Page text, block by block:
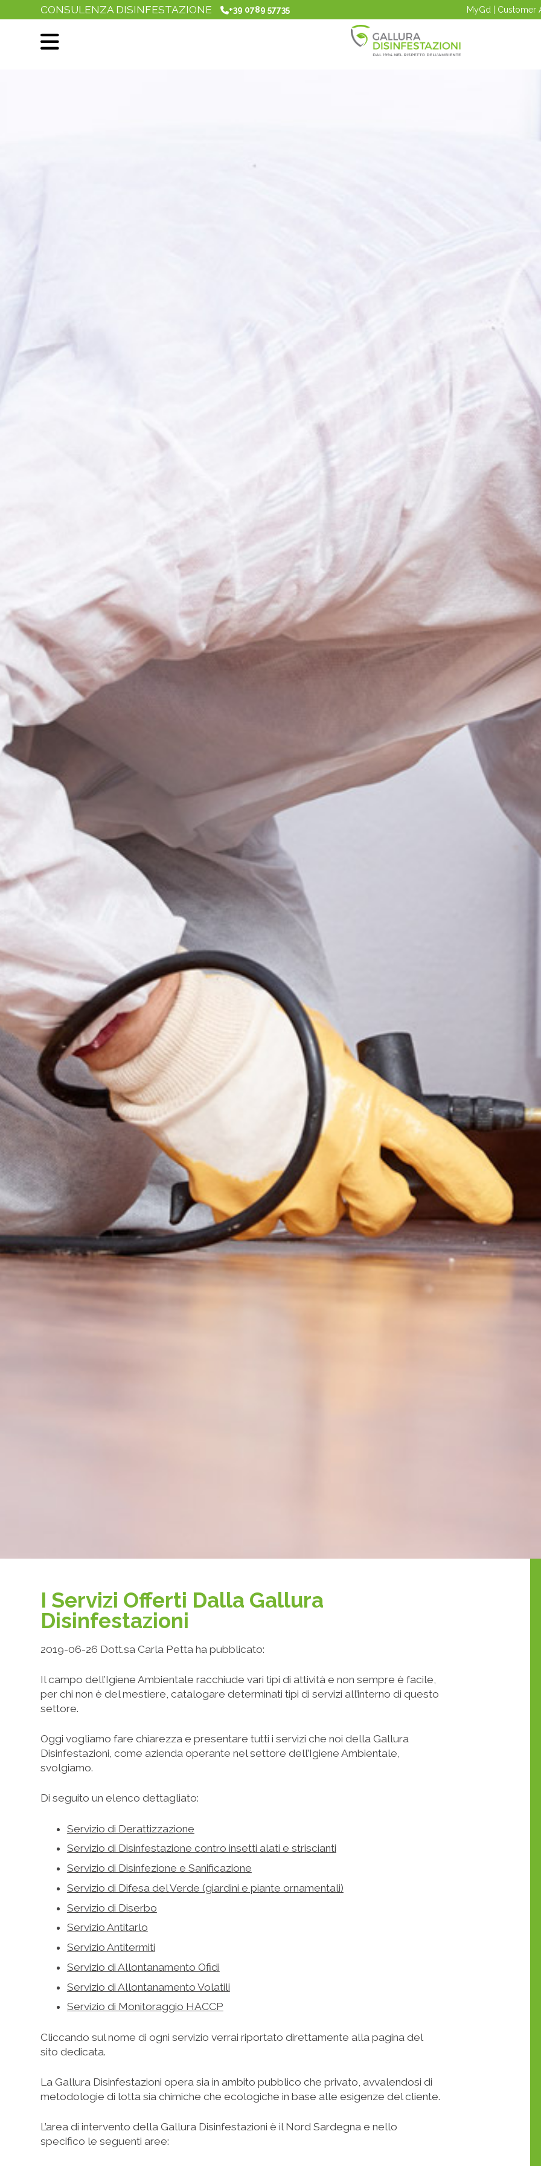
CONSULENZA DISINFESTAZIONE +39 0789 57735 MyGd | Customer
I Servizi Offerti Dalla Gallura
Disinfestazioni
2019-06-26 Dott.sa Carla Petta ha pubblicato:
Il campo dell’Igiene Ambientale racchiude vari tipi di attività e non sempre è facile,
per chi non è del mestiere, catalogare determinati tipi di servizi all’interno di questo
settore.
Oggi vogliamo fare chiarezza e presentare tutti i servizi che noi della Gallura
Disinfestazioni, come azienda operante nel settore dell’Igiene Ambientale,
svolgiamo.
Di seguito un elenco dettagliato:
Servizio di Derattizzazione
Servizio di Disinfestazione contro insetti alati e striscianti
Servizio di Disinfezione e Sanificazione
Servizio di Difesa del Verde (giardini e piante ornamentali)
Servizio di Diserbo
Servizio Antitarlo
Servizio Antitermiti
Servizio di Allontanamento Ofidi
Servizio di Allontanamento Volatili
Servizio di Monitoraggio HACCP
Cliccando sul nome di ogni servizio verrai riportato direttamente alla pagina del
sito dedicata.
La Gallura Disinfestazioni opera sia in ambito pubblico che privato, avvalendosi di
metodologie di lotta sia chimiche che ecologiche in base alle esigenze del cliente.
L’area di intervento della Gallura Disinfestazioni è il Nord Sardegna e nello
specifico le seguenti aree: